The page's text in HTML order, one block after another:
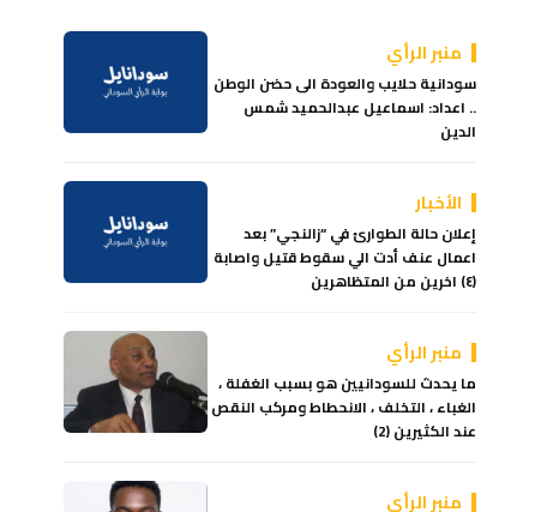
منبر الرأي
سودانية حلايب والعودة الى حضن الوطن
.. اعداد: اسماعيل عبدالحميد شمس
الدين
الأخبار
إعلان حالة الطوارئ في “زالنجي” بعد
اعمال عنف أدت الي سقوط قتيل واصابة
(٤) اخرين من المتظاهرين
منبر الرأي
ما يحدث للسودانيين هو بسبب الغفلة ،
الغباء ، التخلف ، الانحطاط ومركب النقص
عند الكثيرين (2)
منبر الرأي